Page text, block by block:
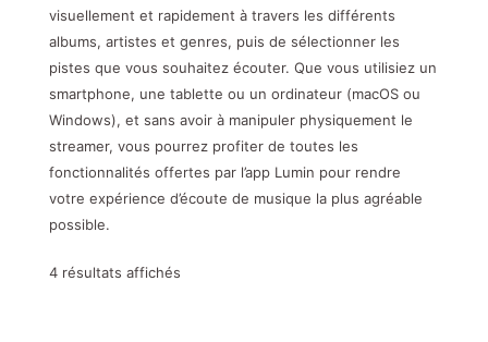
visuellement et rapidement à travers les différents
albums, artistes et genres, puis de sélectionner les
pistes que vous souhaitez écouter. Que vous utilisiez un
smartphone, une tablette ou un ordinateur (macOS ou
Windows), et sans avoir à manipuler physiquement le
streamer, vous pourrez profiter de toutes les
fonctionnalités offertes par l’app Lumin pour rendre
votre expérience d’écoute de musique la plus agréable
possible.
4 résultats affichés